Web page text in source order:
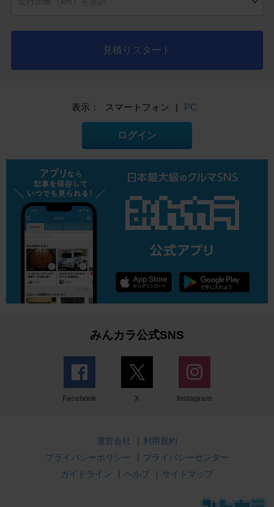
見積りスタート
表示： スマートフォン | PC
ログイン
みんカラ公式SNS
Facebook X Instagram
運営会社 | 利用規約
プライバシーポリシー
| プライバシーセンター
ガイドライン
| ヘルプ | サイトマップ